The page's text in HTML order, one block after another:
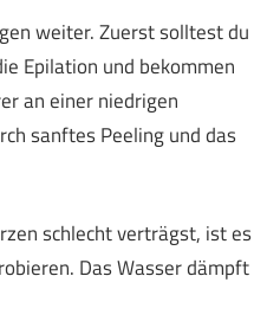
weiter. Zuerst solltest du
Epilation und bekommen
an einer niedrigen
sanftes Peeling und das
schlecht verträgst, ist es
Das Wasser dämpft